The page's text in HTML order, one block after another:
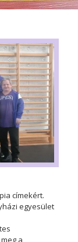
címekért.
egyesület
a